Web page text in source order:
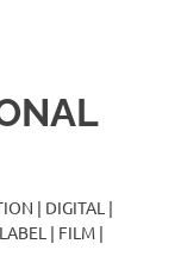
| DIGITAL |
| FILM |